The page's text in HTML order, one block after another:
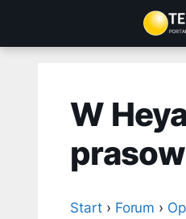
treści
W
Start › Forum ›